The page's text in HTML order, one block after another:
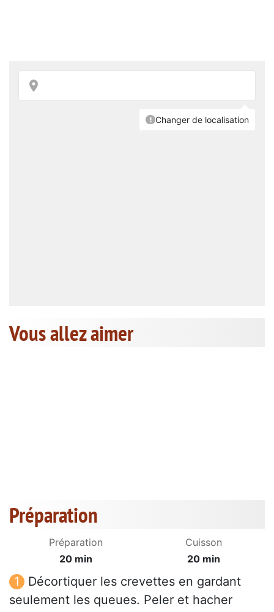
Vous allez aimer
Préparation
Préparation
20 min
Cuisson
20 min
Décortiquer les crevettes en gardant
seulement les queues. Peler et hacher